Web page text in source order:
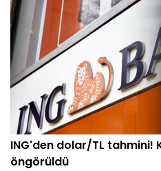
ING'den dolar/TL tahmini!
öngörüldü